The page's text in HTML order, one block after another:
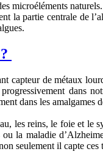
microéléments naturels.
la partie centrale de
capteur de métaux
dans
dans les amalgames
les reins, le foie et le
la maladie
seulement il capte